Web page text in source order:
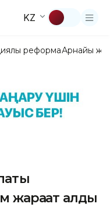
KZ
реформаАрнайы
жарақат алды